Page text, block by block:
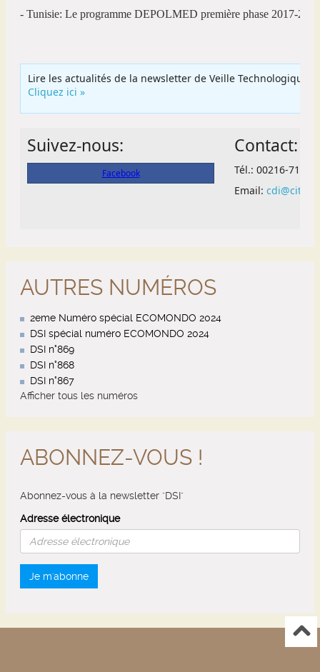
AUTRES NUMÉROS
2eme Numéro spécial ECOMONDO 2024
DSI spécial numéro ECOMONDO 2024
DSI n°869
DSI n°868
DSI n°867
Afficher tous les numéros
ABONNEZ-VOUS !
Abonnez-vous à la newsletter "DSI"
Adresse électronique
Je m'abonne